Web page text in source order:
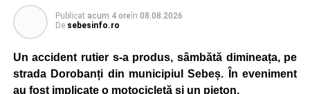
În urma impactului, femeia a suferit leziuni corporale
îngrijiri medicale de specialitate.
Publicat acum 4 oreîn 08.08.2026
De sebesinfo.ro
Un accident rutier s-a produs, sâmbătă dimineața, pe
strada Dorobanți din municipiul Sebeș. În eveniment
au fost implicate o motocicletă și un pieton.